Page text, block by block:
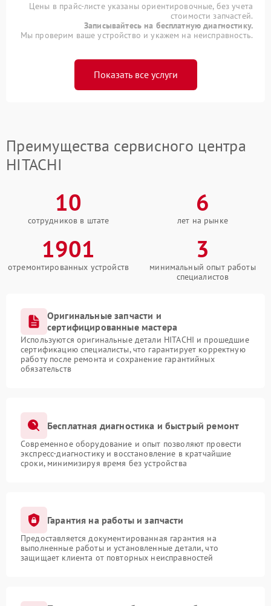
Цены в прайс-листе указаны ориентировочные, без учета
стоимости запчастей.
Записывайтесь на бесплатную диагностику.
Мы проверим ваше устройство и укажем на неисправность.
Показать все услуги
Преимущества сервисного центра
HITACHI
10
сотрудников в штате
6
лет на рынке
1901
отремонтированных устройств
3
минимальный опыт работы
специалистов
Оригинальные запчасти и
сертифицированные мастера
Используются оригинальные детали HITACHI и прошедшие
сертификацию специалисты, что гарантирует корректную
работу после ремонта и сохранение гарантийных
обязательств
Бесплатная диагностика и быстрый ремонт
Современное оборудование и опыт позволяют провести
экспресс-диагностику и восстановление в кратчайшие
сроки, минимизируя время без устройства
Гарантия на работы и запчасти
Предоставляется документированная гарантия на
выполненные работы и установленные детали, что
защищает клиента от повторных неисправностей